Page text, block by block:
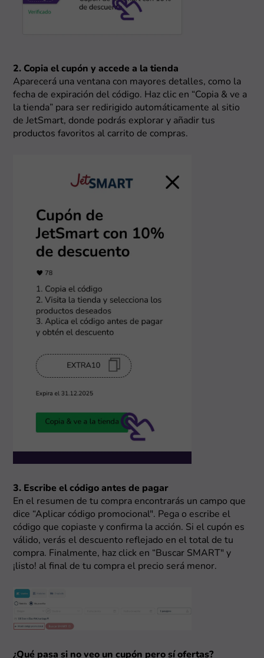
2. Copia el cupón y accede a la tienda
Aparecerá una ventana con mayores detalles, como la
fecha de expiración del código. Haz clic en “Copia & ve a
la tienda” para ser redirigido automáticamente al sitio
de JetSmart, donde podrás explorar y añadir tus
productos favoritos al carrito de compras.
3. Escribe el código antes de pagar
En el resumen de tu compra encontrarás un campo que
dice “Aplicar código promocional". Pega o escribe el
código que copiaste y confirma la acción. Si el cupón es
válido, verás el descuento reflejado en el total de tu
compra. Finalmente, haz click en “Buscar SMART" y
¡listo! al final de tu compra el precio será menor.
¿Qué pasa si no veo un cupón pero sí ofertas?